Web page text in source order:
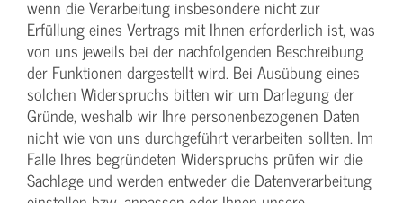
wenn die Verarbeitung insbesondere nicht zur
Erfüllung eines Vertrags mit Ihnen erforderlich ist, was
von uns jeweils bei der nachfolgenden Beschreibung
der Funktionen dargestellt wird. Bei Ausübung eines
solchen Widerspruchs bitten wir um Darlegung der
Gründe, weshalb wir Ihre personenbezogenen Daten
nicht wie von uns durchgeführt verarbeiten sollten. Im
Falle Ihres begründeten Widerspruchs prüfen wir die
Sachlage und werden entweder die Datenverarbeitung